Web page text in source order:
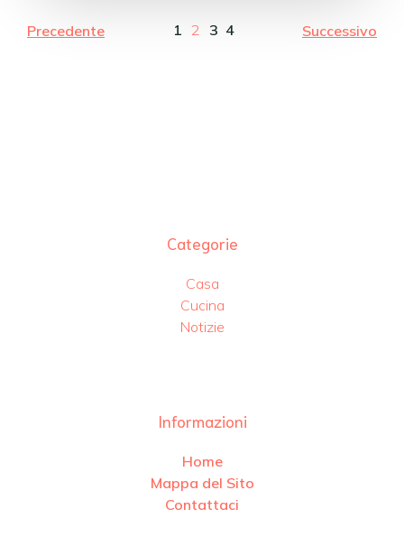
Precedente 1 2 3 4 Successivo
Categorie
Casa
Cucina
Notizie
Informazioni
Home
Mappa del Sito
Contattaci